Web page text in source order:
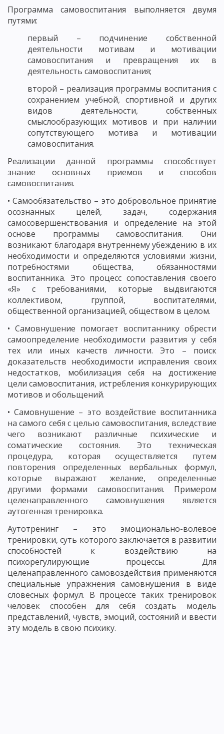
Программа самовоспитания выполняется двумя
путями:
первый – подчинение собственной
деятельности мотивам и мотивации
самовоспитания и превращения их в
деятельность самовоспитания;
второй – реализация программы воспитания с
сохранением учебной, спортивной и других
видов деятельности, собственных
смыслообразующих мотивов и при наличии
сопутствующего мотива и мотивации
самовоспитания.
Реализации данной программы способствует
знание основных приемов и способов
самовоспитания.
• Самообязательство – это добровольное принятие
осознанных целей, задач, содержания
самосовершенствования и определение на этой
основе программы самовоспитания. Они
возникают благодаря внутреннему убеждению в их
необходимости и определяются условиями жизни,
потребностями общества, обязанностями
воспитанника. Это процесс сопоставления своего
«Я» с требованиями, которые выдвигаются
коллективом, группой, воспитателями,
общественной организацией, обществом в целом.
• Самовнушение помогает воспитаннику обрести
самоопределение необходимости развития у себя
тех или иных качеств личности. Это – поиск
доказательств необходимости исправления своих
недостатков, мобилизация себя на достижение
цели самовоспитания, истребления конкурирующих
мотивов и обольщений.
• Самовнушение – это воздействие воспитанника
на самого себя с целью самовоспитания, вследствие
чего возникают различные психические и
соматические состояния. Это техническая
процедура, которая осуществляется путем
повторения определенных вербальных формул,
которые выражают желание, определенные
другими формами самовоспитания. Примером
целенаправленного самовнушения является
аутогенная тренировка.
Аутотренинг – это эмоционально-волевое
тренировки, суть которого заключается в развитии
способностей к воздействию на
психорегулирующие процессы. Для
целенаправленного самовоздействия применяются
специальные упражнения самовнушения в виде
словесных формул. В процессе таких тренировок
человек способен для себя создать модель
представлений, чувств, эмоций, состояний и ввести
эту модель в свою психику.